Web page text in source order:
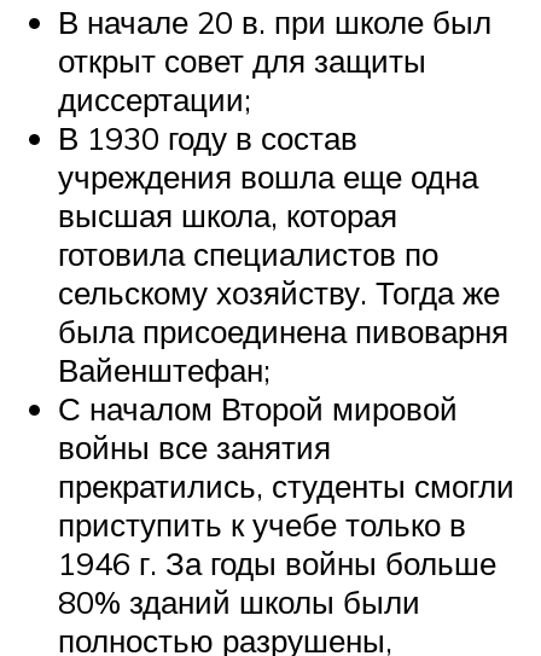
В начале 20 в. при школе был
открыт совет для защиты
диссертации;
В 1930 году в состав
учреждения вошла еще одна
высшая школа, которая
готовила специалистов по
сельскому хозяйству. Тогда же
была присоединена пивоварня
Вайенштефан;
С началом Второй мировой
войны все занятия
прекратились, студенты смогли
приступить к учебе только в
1946 г. За годы войны больше
80% зданий школы были
полностью разрушены,